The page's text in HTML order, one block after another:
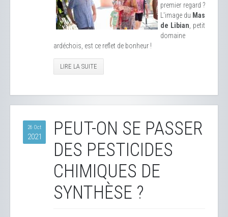
premier regard ?
L'image du Mas
de Libian , petit
domaine
ardéchois, est ce reflet de bonheur !
LIRE LA SUITE
26 Oct
2021
PEUT-ON SE PASSER
DES PESTICIDES
CHIMIQUES DE
SYNTHÈSE ?